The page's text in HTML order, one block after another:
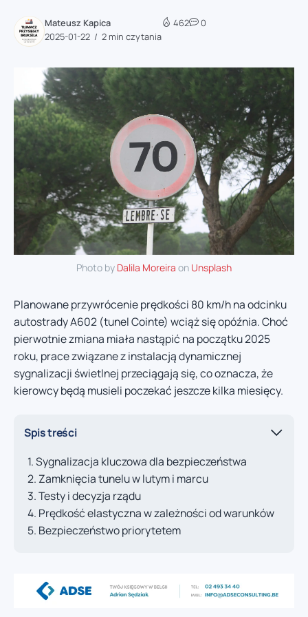
Mateusz Kapica
2025-01-22
2 min czytania
462 0
Photo by Dalila Moreira on Unsplash
Planowane przywrócenie prędkości 80 km/h na odcinku
autostrady A602 (tunel Cointe) wciąż się opóźnia. Choć
pierwotnie zmiana miała nastąpić na początku 2025
roku, prace związane z instalacją dynamicznej
sygnalizacji świetlnej przeciągają się, co oznacza, że
kierowcy będą musieli poczekać jeszcze kilka miesięcy.
Spis treści
Sygnalizacja kluczowa dla bezpieczeństwa
Zamknięcia tunelu w lutym i marcu
Testy i decyzja rządu
Prędkość elastyczna w zależności od warunków
Bezpieczeństwo priorytetem